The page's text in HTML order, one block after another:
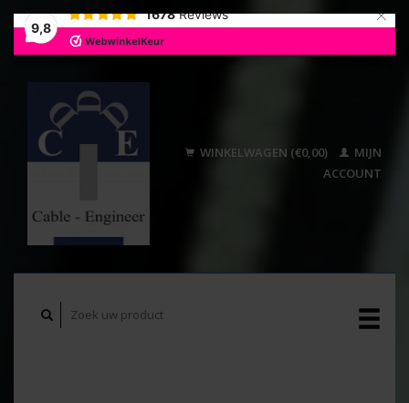
9,8
1678 Reviews ×
WINKELWAGEN (€0,00)
MIJN
ACCOUNT